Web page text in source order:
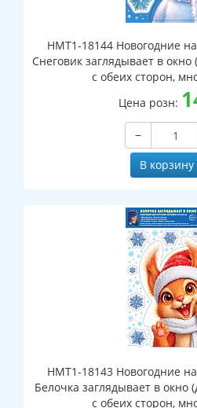
НМТ1-18144 Новогодние
Снеговик заглядывает в
с обеих сторон,
Цена розн:
−
В корзину
НМТ1-18143 Новогодние
Белочка заглядывает в окно
с обеих сторон,